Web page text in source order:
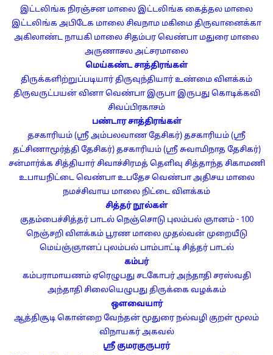
இட்டலிங்க நிரஞ்சன மாலைஇட்டலிங்க கைத்தல மாலை
இட்டலிங்க அபிடேக மாலைசிவநாம மகிமைதிருவானைக்கா
அகிலாண்ட நாயகி மாலைசிதம்பர வெண்பா மதுரை மாலை
அருணாசல அட்சரமாலை
மெய்கண்ட சாத்திரங்கள்
திருக்களிற்றுப்படியார்திருவுந்தியார்உண்மை விளக்கம்
திருவருட்பயன் வினா வெண்பா இருபா இருபது கொடிக்கவி
சிவப்பிரகாசம்
பண்டார சாத்திரங்கள்
தசகாரியம் (ஸ்ரீ அம்பலவாண தேசிகர்)தசகாரியம் (ஸ்ரீ
தட்சிணாமூர்த்தி தேசிகர்) தசகாரியம் (ஸ்ரீ சுவாமிநாத தேசிகர்)
சன்மார்க்க சித்தியார் சிவாச்சிரமத் தெளிவு சித்தாந்த சிகாமணி
உபாயநிட்டை வெண்பா உபதேச வெண்பா அதிசய மாலை
நமச்சிவாய மாலை நிட்டை விளக்கம்
சித்தர் நூல்கள்
குதம்பைச்சித்தர் பாடல் நெஞ்சொடு புலம்பல் ஞானம் - 100
நெஞ்சறி விளக்கம் பூரண மாலை முதல்வன் முறையீடு
மெய்ஞ்ஞானப் புலம்பல் பாம்பாட்டி சித்தர் பாடல்
கம்பர்
கம்பராமாயணம் ஏரெழுபது சடகோபர் அந்தாதி சரஸ்வதி
அந்தாதி சிலையெழுபது திருக்கை வழக்கம்
ஔவையார்
ஆத்திசூடிகொன்றை வேந்தன் மூதுரை நல்வழி குறள் மூலம்
விநாயகர் அகவல்
ஸ்ரீ குமரகுருபரர்